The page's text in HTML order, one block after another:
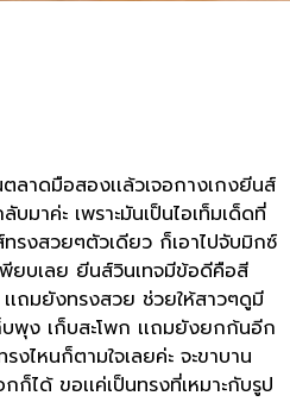
ลาดมือสองเเล้วเจอกางเกงยีนส์
มาค่ะ เพราะมันเป็นไอเท็มเด็ดที่
ทรงสวยๆตัวเดียว ก็เอาไปจับมิกซ์
พียบเลย ยีนส์วินเทจมีข้อดีคือสี
เเถมยังทรงสวย ช่วยให้สาวๆดูมี
พุง เก็บสะโพก เเถมยังยกก้นอีก
งไหนก็ตามใจเลยค่ะ จะขาบาน
ก็ได้ ขอเเค่เป็นทรงที่เหมาะกับรูป